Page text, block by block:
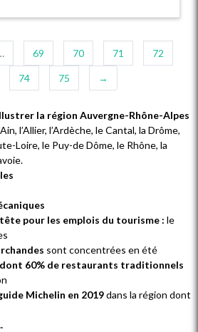
69 70 71 72
74 75 →
la région Auvergne-Rhône-Alpes
l’Allier, l’Ardèche, le Cantal, la Drôme,
Loire, le Puy-de Dôme, le Rhône, la
pour les emplois du tourisme : le
sont concentrées en été
60% de restaurants traditionnels
Michelin en 2019dans la région dont